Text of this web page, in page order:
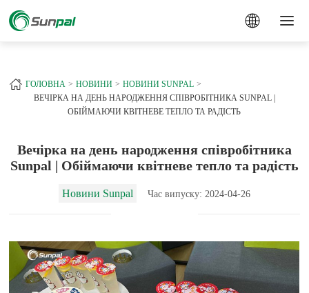
ГОЛОВНА НОВИНИ
НОВИНИ SUNPAL
ВЕЧІРКА НА ДЕНЬ НАРОДЖЕННЯ СПІВРОБІТНИКА SUNPAL |
ОБІЙМАЮЧИ КВІТНЕВЕ ТЕПЛО ТА РАДІСТЬ
Вечірка на день народження співробітника
Sunpal | Обіймаючи квітневе тепло та радість
Новини Sunpal Час випуску: 2024-04-26